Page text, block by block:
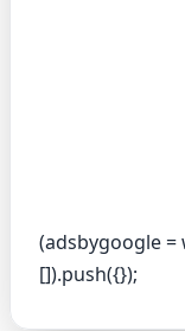
(adsbygoogle
[]).push({});